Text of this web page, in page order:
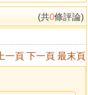
(共0條評論)
上一頁 下一頁 最末頁